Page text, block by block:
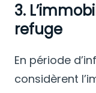
3.
refuge
En période
considèrent